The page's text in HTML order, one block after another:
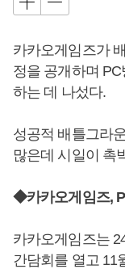
카카오게임즈가
정을 공개하며
하는 데 나섰다.
성공적 배틀그라
많은데 시일이 촉
◆카카오게임즈,
카카오게임즈는
간담회를 열고 11